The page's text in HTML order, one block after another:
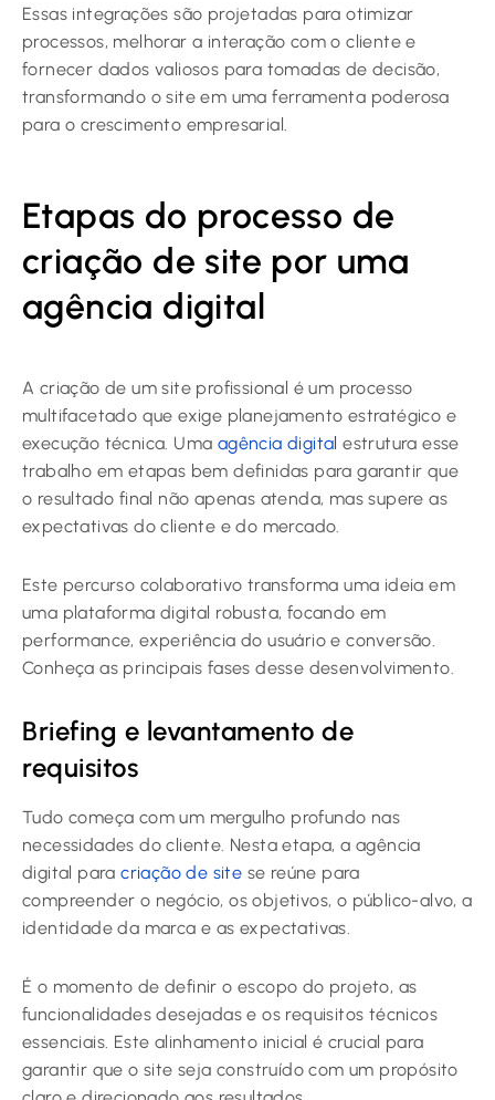
Essas integrações são projetadas para otimizar
processos, melhorar a interação com o cliente e
fornecer dados valiosos para tomadas de decisão,
transformando o site em uma ferramenta poderosa
para o crescimento empresarial.
Etapas do processo de
criação de site por uma
agência digital
A criação de um site profissional é um processo
multifacetado que exige planejamento estratégico e
execução técnica. Uma agência digital estrutura esse
trabalho em etapas bem definidas para garantir que
o resultado final não apenas atenda, mas supere as
expectativas do cliente e do mercado.
Este percurso colaborativo transforma uma ideia em
uma plataforma digital robusta, focando em
performance, experiência do usuário e conversão.
Conheça as principais fases desse desenvolvimento.
Briefing e levantamento de
requisitos
Tudo começa com um mergulho profundo nas
necessidades do cliente. Nesta etapa, a agência
digital paracriação de site se reúne para
compreender o negócio, os objetivos, o público-alvo, a
identidade da marca e as expectativas.
É o momento de definir o escopo do projeto, as
funcionalidades desejadas e os requisitos técnicos
essenciais. Este alinhamento inicial é crucial para
garantir que o site seja construído com um propósito